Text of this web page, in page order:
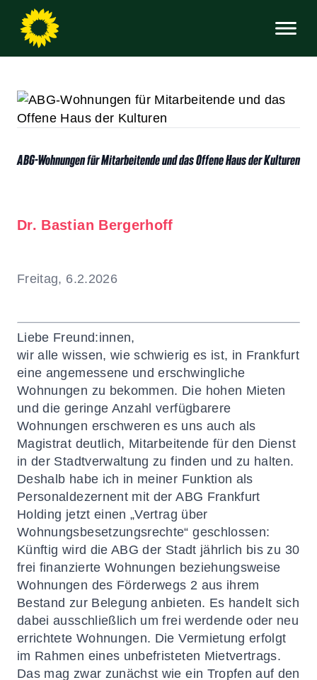
ABG-Wohnungen für Mitarbeitende und das Offene Haus der Kulturen
Dr. Bastian Bergerhoff
Freitag, 6.2.2026
Liebe Freund:innen,
wir alle wissen, wie schwierig es ist, in Frankfurt
eine angemessene und erschwingliche
Wohnungen zu bekommen. Die hohen Mieten
und die geringe Anzahl verfügbarere
Wohnungen erschweren es uns auch als
Magistrat deutlich, Mitarbeitende für den Dienst
in der Stadtverwaltung zu finden und zu halten.
Deshalb habe ich in meiner Funktion als
Personaldezernent mit der ABG Frankfurt
Holding jetzt einen „Vertrag über
Wohnungsbesetzungsrechte“ geschlossen:
Künftig wird die ABG der Stadt jährlich bis zu 30
frei finanzierte Wohnungen beziehungsweise
Wohnungen des Förderwegs 2 aus ihrem
Bestand zur Belegung anbieten. Es handelt sich
dabei ausschließlich um frei werdende oder neu
errichtete Wohnungen. Die Vermietung erfolgt
im Rahmen eines unbefristeten Mietvertrags.
Das mag zwar zunächst wie ein Tropfen auf den